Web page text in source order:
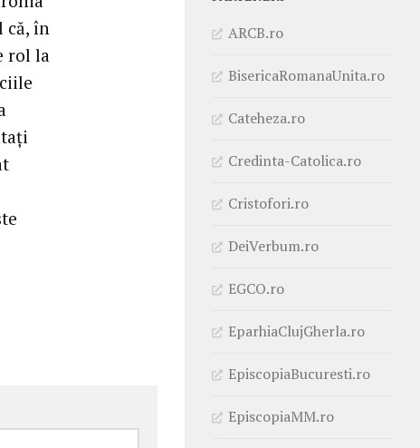
că, în
rol la
ARCB.ro
BisericaRomanaUnita.ro
Cateheza.ro
Credinta-Catolica.ro
Cristofori.ro
DeiVerbum.ro
EGCO.ro
EparhiaClujGherla.ro
EpiscopiaBucuresti.ro
EpiscopiaMM.ro